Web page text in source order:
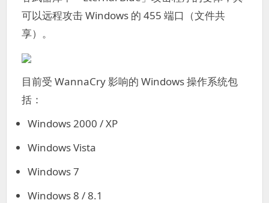
可以远程攻击 Windows 的 455 端口（文件共
享）。
目前受 WannaCry 影响的 Windows 操作系统包
括：
Windows 2000 / XP
Windows Vista
Windows 7
Windows 8 / 8.1